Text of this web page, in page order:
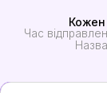
Кожен
Час